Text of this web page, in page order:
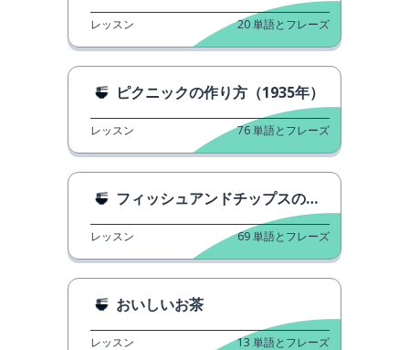
レッスン 20単語とフレーズ
ピクニックの作り方（1935年）
レッスン 76単語とフレーズ
フィッシュアンドチップスの歴史
レッスン 69単語とフレーズ
おいしいお茶
レッスン 13 単語とフレーズ